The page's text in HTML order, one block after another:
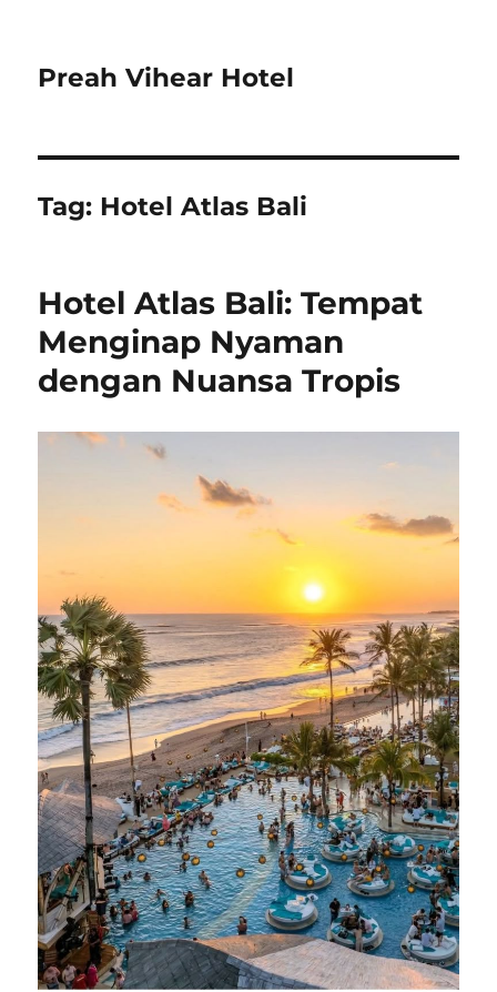
Preah Vihear Hotel
Tag: Hotel Atlas Bali
Hotel Atlas Bali: Tempat
Menginap Nyaman
dengan Nuansa Tropis